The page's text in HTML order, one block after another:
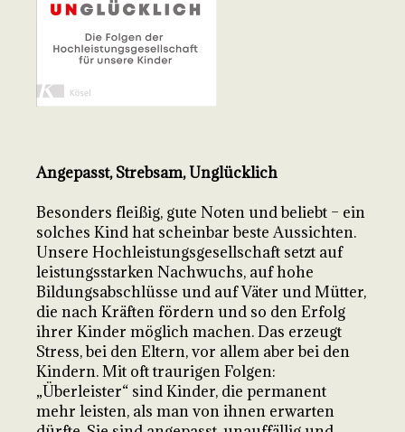
Angepasst, Strebsam, Unglücklich
Besonders fleißig, gute Noten und beliebt – ein
solches Kind hat scheinbar beste Aussichten.
Unsere Hochleistungsgesellschaft setzt auf
leistungsstarken Nachwuchs, auf hohe
Bildungsabschlüsse und auf Väter und Mütter,
die nach Kräften fördern und so den Erfolg
ihrer Kinder möglich machen. Das erzeugt
Stress, bei den Eltern, vor allem aber bei den
Kindern. Mit oft traurigen Folgen:
„Überleister“ sind Kinder, die permanent
mehr leisten, als man von ihnen erwarten